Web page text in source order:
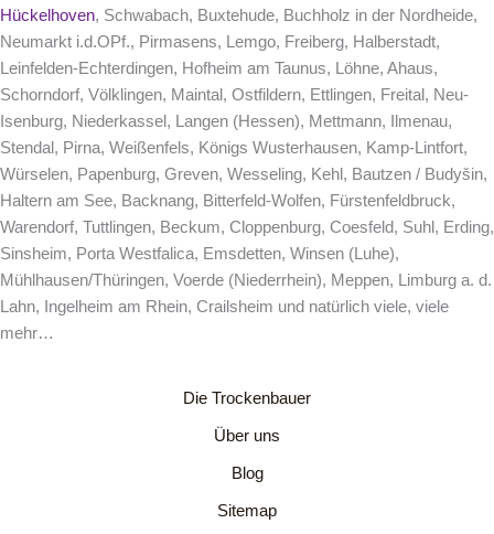
Hückelhoven, Schwabach, Buxtehude, Buchholz in der Nordheide,
Neumarkt i.d.OPf., Pirmasens, Lemgo, Freiberg, Halberstadt,
Leinfelden-Echterdingen, Hofheim am Taunus, Löhne, Ahaus,
Schorndorf, Völklingen, Maintal, Ostfildern, Ettlingen, Freital, Neu-
Isenburg, Niederkassel, Langen (Hessen), Mettmann, Ilmenau,
Stendal, Pirna, Weißenfels, Königs Wusterhausen, Kamp-Lintfort,
Würselen, Papenburg, Greven, Wesseling, Kehl, Bautzen / Budyšin,
Haltern am See, Backnang, Bitterfeld-Wolfen, Fürstenfeldbruck,
Warendorf, Tuttlingen, Beckum, Cloppenburg, Coesfeld, Suhl, Erding,
Sinsheim, Porta Westfalica, Emsdetten, Winsen (Luhe),
Mühlhausen/Thüringen, Voerde (Niederrhein), Meppen, Limburg a. d.
Lahn, Ingelheim am Rhein, Crailsheim und natürlich viele, viele
mehr…
Die Trockenbauer
Über uns
Blog
Sitemap